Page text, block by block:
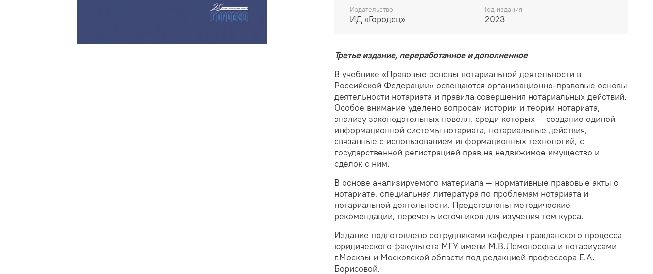
Издательство
ИД «Городец»
Год издания
2023
Третье издание, переработанное и дополненное
В учебнике «Правовые основы нотариальной деятельности в
Российской Федерации» освещаются организационно-правовые основы
деятельности нотариата и правила совершения нотариальных действий.
Особое внимание уделено вопросам истории и теории нотариата,
анализу законодательных новелл, среди которых — создание единой
информационной системы нотариата, нотариальные действия,
связанные с использованием информационных технологий, с
государственной регистрацией прав на недвижимое имущество и
сделок с ним.
В основе анализируемого материала — нормативные правовые акты о
нотариате, специальная литература по проблемам нотариата и
нотариальной деятельности. Представлены методические
рекомендации, перечень источников для изучения тем курса.
Издание подготовлено сотрудниками кафедры гражданского процесса
юридического факультета МГУ имени М.В.Ломоносова и нотариусами
г.Москвы и Московской области под редакцией профессора Е.А.
Борисовой.